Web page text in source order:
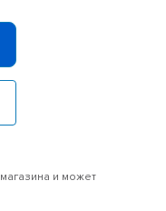
и может